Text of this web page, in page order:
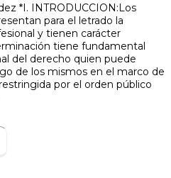
*I. INTRODUCCION:Los
para el letrado la
y tienen carácter
tiene fundamental
del derecho quien puede
de los mismos en el marco de
por el orden público